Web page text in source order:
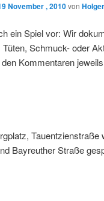
November , 2010von Holger
ein Spiel vor: Wir
Schmuck- oder
Kommentaren
Bayreuther Straße